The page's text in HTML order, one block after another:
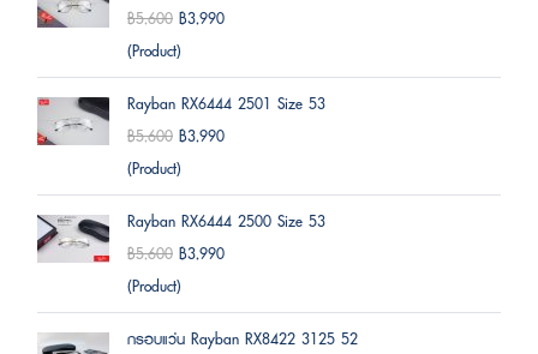
฿5,600 ฿3,990
(Product)
Rayban RX6444 2501 Size 53
฿5,600 ฿3,990
(Product)
Rayban RX6444 2500 Size 53
฿5,600 ฿3,990
(Product)
กรอบแว่น Rayban RX8422 3125 52